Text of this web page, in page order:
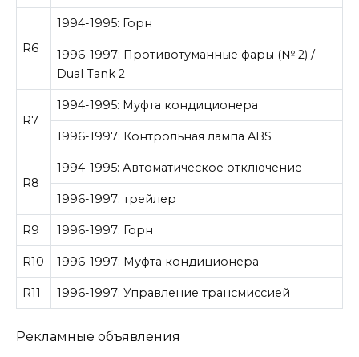
R6
1994-1995: Горн
1996-1997: Противотуманные фары (№ 2) /
Dual Tank 2
R7
1994-1995: Муфта кондиционера
1996-1997: Контрольная лампа ABS
R8
1994-1995: Автоматическое отключение
1996-1997: трейлер
R9 1996-1997: Горн
R10 1996-1997: Муфта кондиционера
R11 1996-1997: Управление трансмиссией
Рекламные объявления